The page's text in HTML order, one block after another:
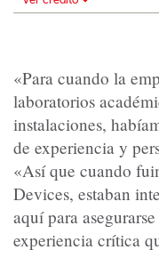
«Para cuando la
laboratorios
instalaciones,
de experiencia y
«Así que cuando
Devices, estaban
aquí para
experiencia crítica